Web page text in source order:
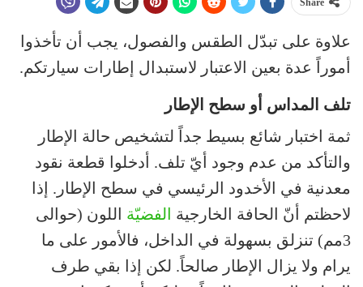
علاوة على تبدّل الطقس والفصول، يجب أن تأخذوا
أموراً عدة بعين الاعتبار لاستبدال إطارات سيارتكم.
تلف المداس أو سطح الإطار
ثمة اختبار شائع بسيط جداً لتشخيص حالة الإطار
والتأكد من عدم وجود أيّ تلف. أدخلوا قطعة نقود
معدنية في الأخدود الرئيسي في سطح الإطار. إذا
لاحظتم أنّ الحافة الخارجية الفضيّة اللون (حوالى
3مم) تنزلق بسهولة في الداخل، فالأمور على ما
يرام ولا يزال الإطار صالحاً. لكن إذا بقي طرف